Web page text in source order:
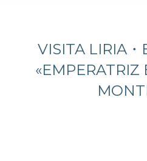
VISITA LIRIA・
«EMPERATRIZ